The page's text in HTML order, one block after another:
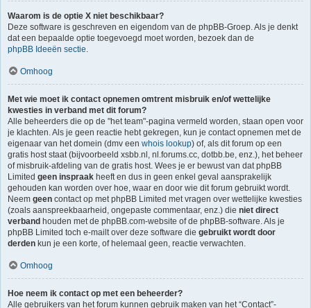
Waarom is de optie X niet beschikbaar?
Deze software is geschreven en eigendom van de phpBB-Groep. Als je denkt
dat een bepaalde optie toegevoegd moet worden, bezoek dan de
phpBB Ideeën sectie.
Omhoog
Met wie moet ik contact opnemen omtrent misbruik en/of wettelijke
kwesties in verband met dit forum?
Alle beheerders die op de "het team"-pagina vermeld worden, staan open voor
je klachten. Als je geen reactie hebt gekregen, kun je contact opnemen met de
eigenaar van het domein (dmv een whois lookup) of, als dit forum op een
gratis host staat (bijvoorbeeld xsbb.nl, nl.forums.cc, dotbb.be, enz.), het beheer
of misbruik-afdeling van de gratis host. Wees je er bewust van dat phpBB
Limited geen inspraak heeft en dus in geen enkel geval aansprakelijk
gehouden kan worden over hoe, waar en door wie dit forum gebruikt wordt.
Neem geen contact op met phpBB Limited met vragen over wettelijke kwesties
(zoals aanspreekbaarheid, ongepaste commentaar, enz.) die niet direct
verband houden met de phpBB.com-website of de phpBB-software. Als je
phpBB Limited toch e-mailt over deze software die gebruikt wordt door
derden kun je een korte, of helemaal geen, reactie verwachten.
Omhoog
Hoe neem ik contact op met een beheerder?
Alle gebruikers van het forum kunnen gebruik maken van het “Contact”-